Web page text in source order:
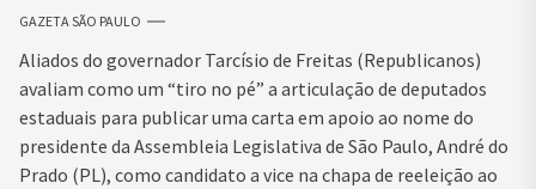
GAZETA SÃO PAULO
Aliados do governador Tarcísio de Freitas (Republicanos)
avaliam como um “tiro no pé” a articulação de deputados
estaduais para publicar uma carta em apoio ao nome do
presidente da Assembleia Legislativa de São Paulo, André do
Prado (PL), como candidato a vice na chapa de reeleição ao